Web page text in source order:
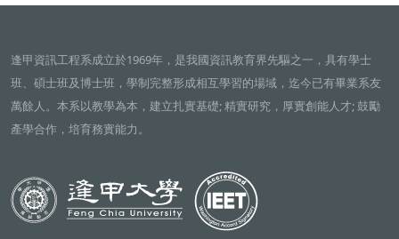
逢甲資訊工程系成立於1969年，是我國資訊教育界先驅之一，具有學士
班、碩士班及博士班，學制完整形成相互學習的場域，迄今已有畢業系友
萬餘人。本系以教學為本，建立扎實基礎; 精實研究，厚實創能人才; 鼓勵
產學合作，培育務實能力。